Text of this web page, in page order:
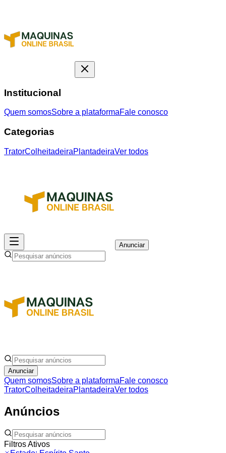
Institucional
Quem somosSobre a plataformaFale conosco
Categorias
TratorColheitadeiraPlantadeiraVer todos
Anunciar
Anunciar
Quem somosSobre a plataformaFale conosco
TratorColheitadeiraPlantadeiraVer todos
Anúncios
Filtros Ativos